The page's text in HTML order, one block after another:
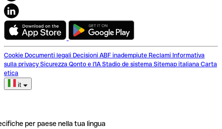
Cookie Documenti legali Decisioni ABF inadempiute Reclami Informativa
sulla privacy Sicurezza Qonto e l'IA Stadio de sistema Sitemap italiana Carta
etica
it
per paese nella tua lingua